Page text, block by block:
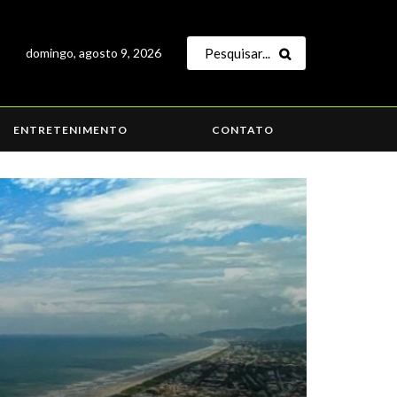
domingo, agosto 9, 2026
ENTRETENIMENTO CONTATO